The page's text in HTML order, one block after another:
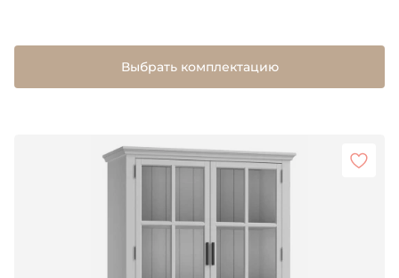
Выбрать комплектацию